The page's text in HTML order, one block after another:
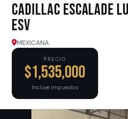
Cadillac ESCALADE
ESV
MEXICANA
PRECIO
$1,535,000
Incluye impuestos